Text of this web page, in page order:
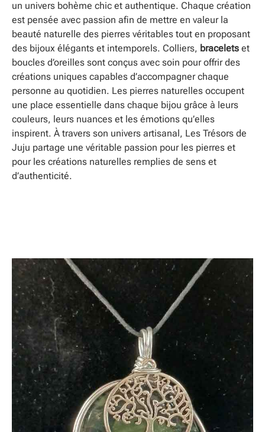
un univers bohème chic et authentique. Chaque création
est pensée avec passion afin de mettre en valeur la
beauté naturelle des pierres véritables tout en proposant
des bijoux élégants et intemporels. Colliers, bracelets et
boucles d’oreilles sont conçus avec soin pour offrir des
créations uniques capables d’accompagner chaque
personne au quotidien. Les pierres naturelles occupent
une place essentielle dans chaque bijou grâce à leurs
couleurs, leurs nuances et les émotions qu’elles
inspirent. À travers son univers artisanal, Les Trésors de
Juju partage une véritable passion pour les pierres et
pour les créations naturelles remplies de sens et
d’authenticité.